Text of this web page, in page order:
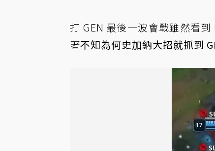
打 GEN 最後一波會戰雖然看
著不知為何史加納大招就抓到